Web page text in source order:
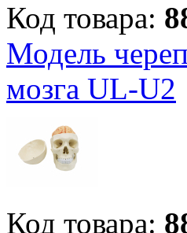
Код товара:
Модель
мозга UL-U2
Код товара: